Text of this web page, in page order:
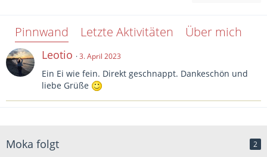
Pinnwand Letzte Aktivitäten Über mich
Leotio 3. April 2023
Ein Ei wie fein. Direkt geschnappt. Dankeschön und
liebe Grüße
Moka folgt 2